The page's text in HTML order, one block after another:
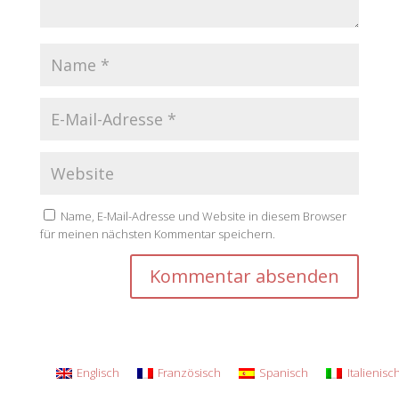
Name, E-Mail-Adresse und Website in diesem Browser
für meinen nächsten Kommentar speichern.
Englisch Französisch Spanisch